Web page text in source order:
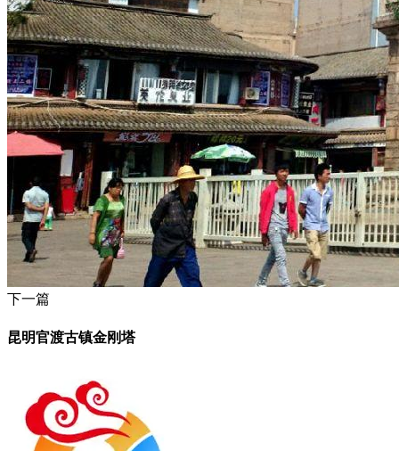
下一篇
昆明官渡古镇金刚塔